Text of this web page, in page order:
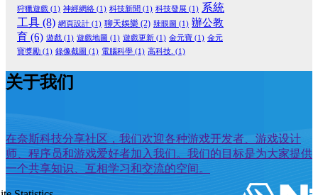
狩獵遊戲 (1) 神經網絡 (1) 科技新聞 (1) 科技發展 (1) 系統
工具 (8) 網頁設計 (1) 聊天娛樂 (2) 辣眼圖 (1) 辦公教
育 (6) 遊戲 (1) 遊戲地圖 (1) 遊戲更新 (1) 金元寶 (1) 金元
寶獎勵 (1) 錄像截圖 (1) 電腦科學 (1) 高科技. (1)
关于我们
在奈斯科技分享社区，我们欢迎各种游戏开发者、游戏设计
师、程序员和游戏爱好者加入我们。我们的目标是为大家提供
一个共享知识、互相学习和交流的空间。